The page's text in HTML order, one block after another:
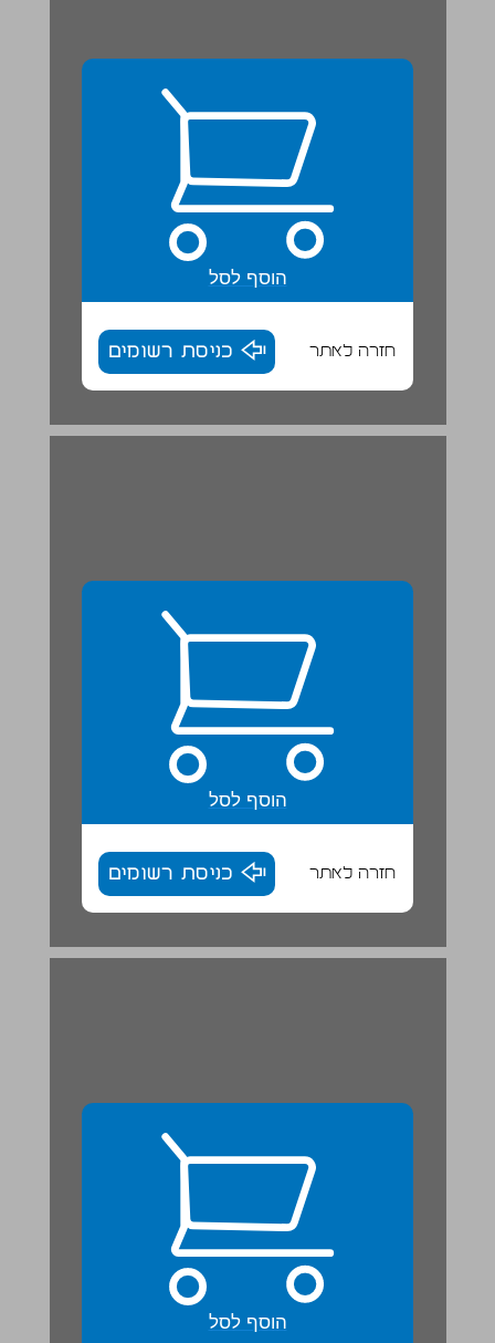
הוסף לסל
חזרה לאתר כניסת רשומים
אוֹמָנוּת בַּצַלַחַת ... 16
הוסף לסל
חזרה לאתר כניסת רשומים
2. זְרָעִים וּנְבִיטָה ... 17
הוסף לסל